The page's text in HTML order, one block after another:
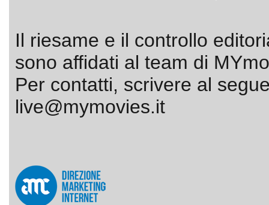
Il riesame e il controllo
sono affidati al team di
Per contatti, scrivere al
live@mymovies.it